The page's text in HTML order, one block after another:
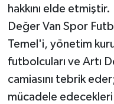
hakkını elde
Değer Van Spor
Temel'i, yönetim
futbolcuları ve Artı
camiasını tebrik
mücadele